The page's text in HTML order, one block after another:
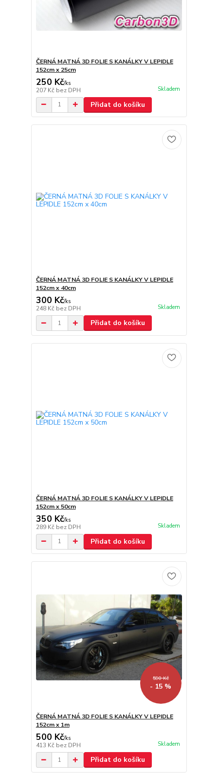
ČERNÁ MATNÁ 3D FOLIE S KANÁLKY V LEPIDLE
152cm x 25cm
250 Kč/ks
207 Kč bez DPH Skladem
Přidat do košíku
ČERNÁ MATNÁ 3D FOLIE S KANÁLKY V LEPIDLE
152cm x 40cm
300 Kč/ks
248 Kč bez DPH Skladem
Přidat do košíku
ČERNÁ MATNÁ 3D FOLIE S KANÁLKY V LEPIDLE
152cm x 50cm
350 Kč/ks
289 Kč bez DPH Skladem
Přidat do košíku
590 Kč
- 15 %
ČERNÁ MATNÁ 3D FOLIE S KANÁLKY V LEPIDLE
152cm x 1m
500 Kč/ks
413 Kč bez DPH Skladem
Přidat do košíku